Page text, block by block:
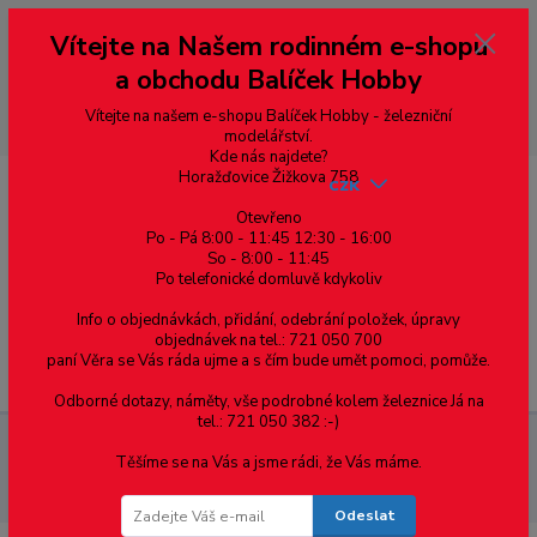
--- pro zákazníky ze Slovenska a jiných zemí, pokud chcete platit v eurech
přepněte si e-shop na euro 💶 pro přepočet měny - pravý horní roh ---
dobírky – pokud si z nějakého důvodu zásilku nevyzvednete, bude po
domluvě zaslána znovu s opětovnou platbou za poštovné, v opačném
případě bude zrušena a účet přidán na blacklist a rušeny následující
objednávky.
Menu
CZK
šrouby a matice
DIN 125A podložka plochá, ocel 140HV, zinek bílý,
Vítejte na Našem rodinném e-shopu
a obchodu Balíček Hobby
Vítejte na našem e-shopu Balíček Hobby - železniční
modelářství.
Kde nás najdete?
Horažďovice Žižkova 758
Otevřeno
Po - Pá 8:00 - 11:45 12:30 - 16:00
So - 8:00 - 11:45
Po telefonické domluvě kdykoliv
Info o objednávkách, přidání, odebrání položek, úpravy
objednávek na tel.: 721 050 700
paní Věra se Vás ráda ujme a s čím bude umět pomoci, pomůže.
Odborné dotazy, náměty, vše podrobné kolem železnice Já na
tel.: 721 050 382 :-)
Těšíme se na Vás a jsme rádi, že Vás máme.
Odeslat